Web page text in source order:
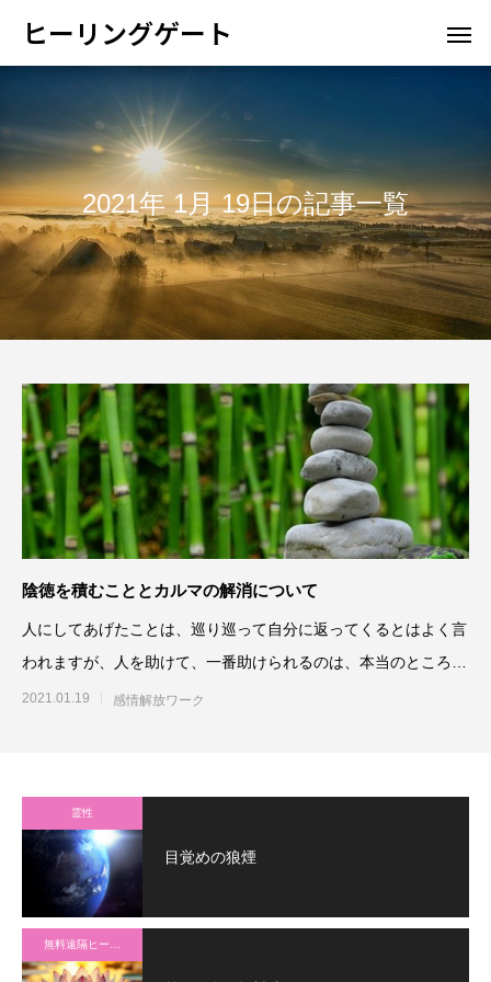
ヒーリングゲート
2021年 1月 19日の記事一覧
陰徳を積むこととカルマの解消について
人にしてあげたことは、巡り巡って自分に返ってくるとはよく言
われますが、人を助けて、一番助けられるのは、本当のところ、
自分自身かもしれませんね
2021.01.19 感情解放ワーク
霊性
目覚めの狼煙